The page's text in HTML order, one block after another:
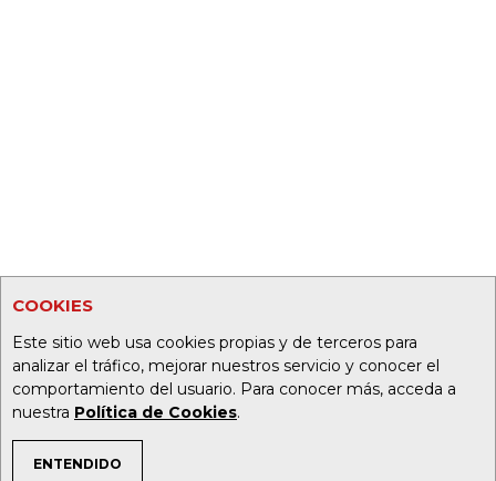
COOKIES
Este sitio web usa cookies propias y de terceros para
analizar el tráfico, mejorar nuestros servicio y conocer el
comportamiento del usuario. Para conocer más, acceda a
nuestra Política de Cookies.
ENTENDIDO